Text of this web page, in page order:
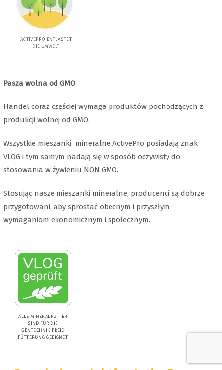
Pasza wolna od GMO
Handel coraz częściej wymaga produktów pochodzących z
produkcji wolnej od GMO.
Wszystkie mieszanki mineralne ActivePro posiadają znak
VLOG i tym samym nadają się w sposób oczywisty do
stosowania w żywieniu NON GMO.
Stosując nasze mieszanki mineralne, producenci są dobrze
przygotowani, aby sprostać obecnym i przyszłym
wymaganiom ekonomicznym i społecznym.